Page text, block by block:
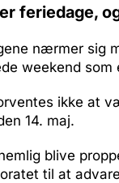
feriedage,
nærmer sig
weekend som
ikke at
14. maj.
blive
til at